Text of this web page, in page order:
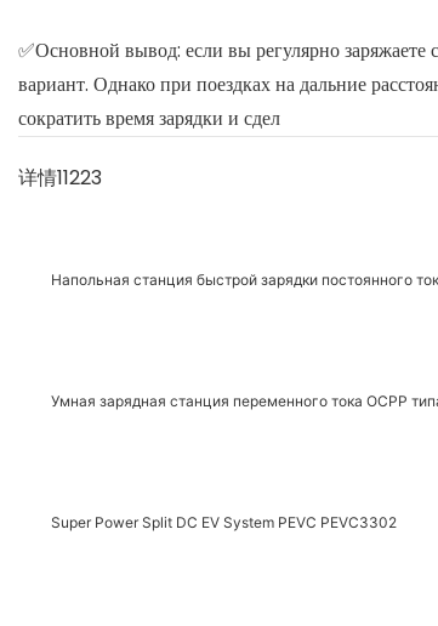
✅Основной вывод: если вы регулярно
вариант. Однако при поездках на дальние
сократить время зарядки и сдел
详情11223
Напольная станция быстрой зарядки постоянного
Умная зарядная станция переменного тока OCPP
Super Power Split DC EV System PEVC PEVC3302